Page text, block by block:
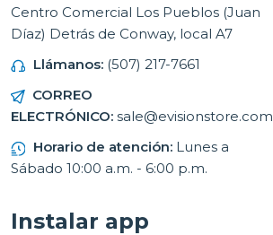
Centro Comercial Los Pueblos (Juan
Díaz) Detrás de Conway, local A7
Llámanos: (507) 217-7661
CORREO
ELECTRÓNICO: sale@evisionstore.com
Horario de atención: Lunes a
Sábado 10:00 a.m. - 6:00 p.m.
Instalar app